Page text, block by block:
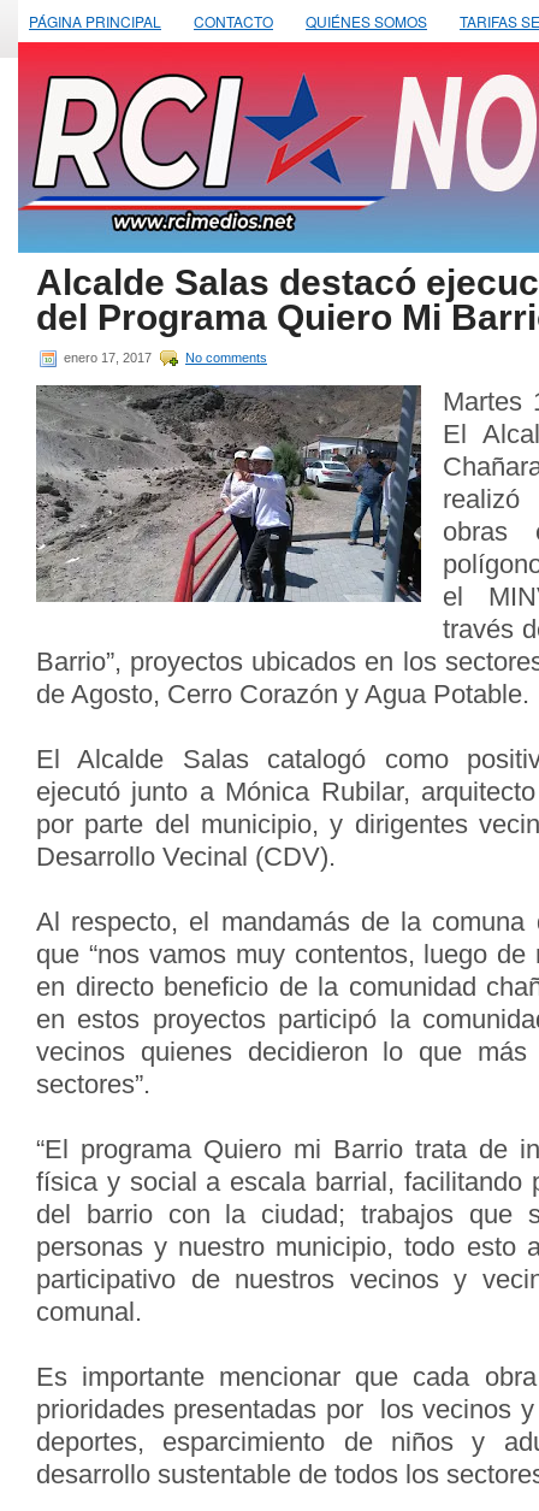
PÁGINA PRINCIPAL CONTACTO QUIÉNES SOMOS TARIFAS
Alcalde Salas destacó
del Programa Quiero Mi
enero 17, 2017 No comments
Martes
El
obras
el
través
Barrio”, proyectos ubicados en los
de Agosto, Cerro Corazón y Agua Potable.
El Alcalde Salas catalogó como
ejecutó junto a Mónica Rubilar,
por parte del municipio, y dirigentes
Desarrollo Vecinal (CDV).
Al respecto, el mandamás de la comuna
que “nos vamos muy contentos, luego
en directo beneficio de la comunidad
en estos proyectos participó la
vecinos quienes decidieron lo que
sectores”.
“El programa Quiero mi Barrio trata de
física y social a escala barrial, facilitando
del barrio con la ciudad; trabajos que
personas y nuestro municipio, todo esto
participativo de nuestros vecinos y
comunal.
Es importante mencionar que cada
prioridades presentadas por los vecinos
deportes, esparcimiento de niños y
desarrollo sustentable de todos los